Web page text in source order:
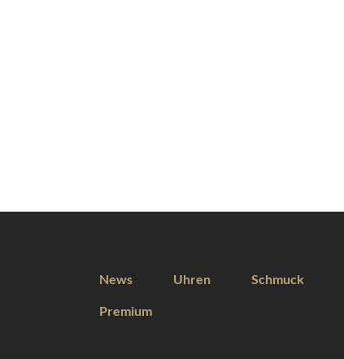
News Uhren Schmuck
Premium